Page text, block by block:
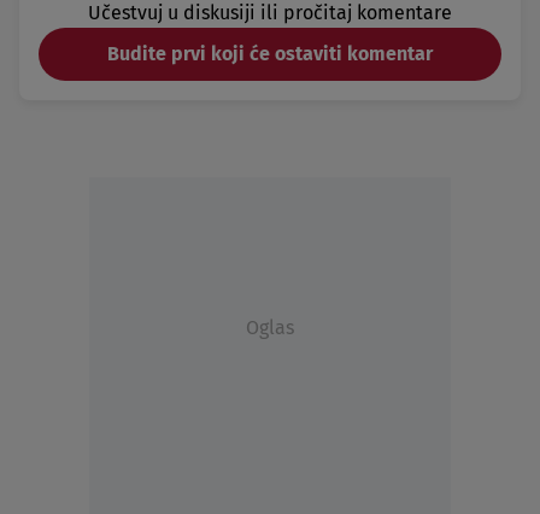
Učestvuj u diskusiji ili pročitaj komentare
Budite prvi koji će ostaviti komentar
Oglas